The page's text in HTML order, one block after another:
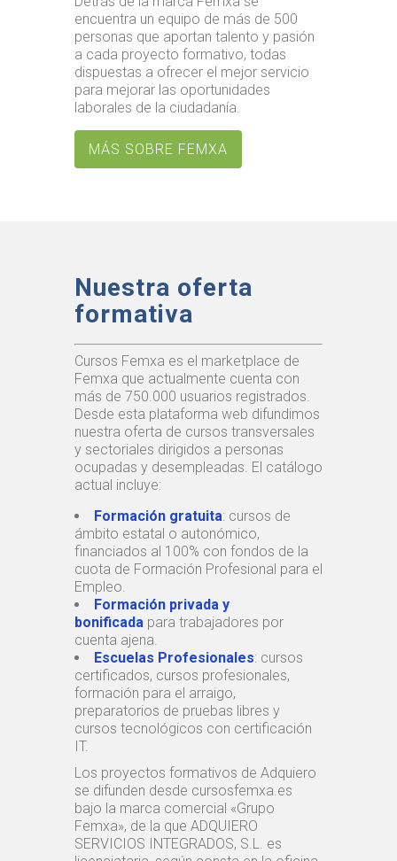
encuentra un equipo de más de 500
personas que aportan talento y pasión
a cada proyecto formativo, todas
dispuestas a ofrecer el mejor servicio
para mejorar las oportunidades
laborales de la ciudadanía.
MÁS SOBRE FEMXA
Nuestra oferta
formativa
Cursos Femxa es el marketplace de
Femxa que actualmente cuenta con
más de 750.000 usuarios registrados.
Desde esta plataforma web difundimos
nuestra oferta de cursos transversales
y sectoriales dirigidos a personas
ocupadas y desempleadas. El catálogo
actual incluye:
Formación gratuita: cursos de
ámbito estatal o autonómico,
financiados al 100% con fondos de la
cuota de Formación Profesional para el
Empleo.
Formación privada y
bonificada para trabajadores por
cuenta ajena.
Escuelas Profesionales: cursos
certificados, cursos profesionales,
formación para el arraigo,
preparatorios de pruebas libres y
cursos tecnológicos con certificación
IT.
Los proyectos formativos de Adquiero
se difunden desde cursosfemxa.es
bajo la marca comercial «Grupo
Femxa», de la que ADQUIERO
SERVICIOS INTEGRADOS, S.L. es